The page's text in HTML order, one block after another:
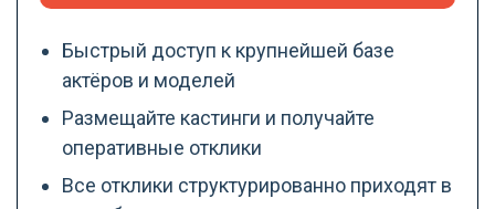
Быстрый доступ к крупнейшей базе
актёров и моделей
Размещайте кастинги и получайте
оперативные отклики
Все отклики структурированно приходят в